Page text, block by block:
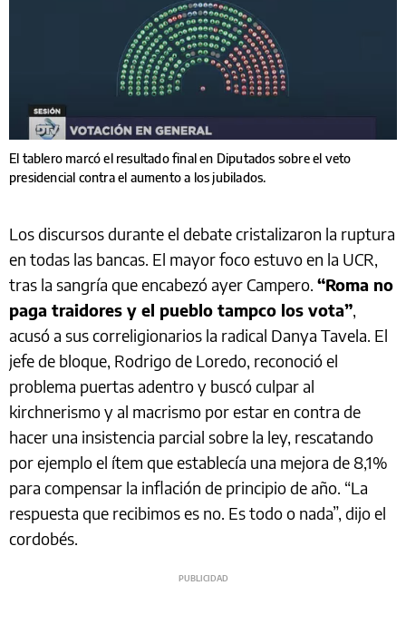
El tablero marcó el resultado final en Diputados sobre el veto
presidencial contra el aumento a los jubilados.
Los discursos durante el debate cristalizaron la ruptura
en todas las bancas. El mayor foco estuvo en la UCR,
tras la sangría que encabezó ayer Campero. “Roma no
paga traidores y el pueblo tampco los vota”,
acusó a sus correligionarios la radical Danya Tavela. El
jefe de bloque, Rodrigo de Loredo, reconoció el
problema puertas adentro y buscó culpar al
kirchnerismo y al macrismo por estar en contra de
hacer una insistencia parcial sobre la ley, rescatando
por ejemplo el ítem que establecía una mejora de 8,1%
para compensar la inflación de principio de año. “La
respuesta que recibimos es no. Es todo o nada”, dijo el
cordobés.